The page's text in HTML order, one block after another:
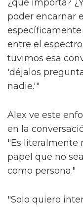
¿qué importa?
poder encarnar
entre el
tuvimos esa
'déjalos
nadie.'"
Alex ve este
en la
"Es literalmente
papel que no
como persona."
"Solo quiero